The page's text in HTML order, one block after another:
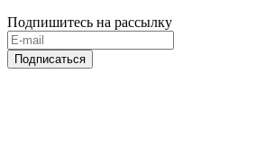
Подпишитесь на рассылку
Подписаться